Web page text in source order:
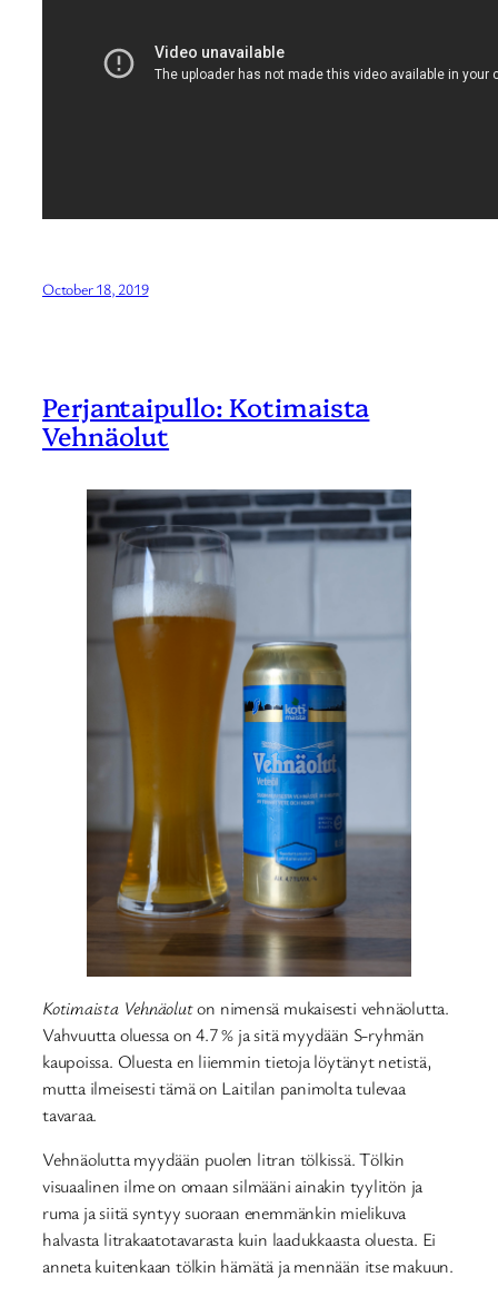
October 18, 2019
Perjantaipullo: Kotimaista
Vehnäolut
Kotimaista Vehnäoluton nimensä mukaisesti vehnäolutta.
Vahvuutta oluessa on 4.7 % ja sitä myydään S-ryhmän
kaupoissa. Oluesta en liiemmin tietoja löytänyt netistä,
mutta ilmeisesti tämä on Laitilan panimolta tulevaa
tavaraa.
Vehnäolutta myydään puolen litran tölkissä. Tölkin
visuaalinen ilme on omaan silmääni ainakin tyylitön ja
ruma ja siitä syntyy suoraan enemmänkin mielikuva
halvasta litrakaatotavarasta kuin laadukkaasta oluesta. Ei
anneta kuitenkaan tölkin hämätä ja mennään itse makuun.